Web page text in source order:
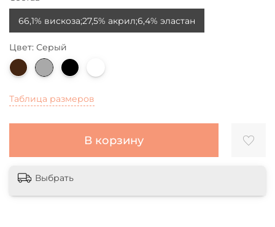
Таблица размеров
В корзину
66,1% вискоза;27,5% акрил;6,4% эластан
Цвет: Серый
Выбрать